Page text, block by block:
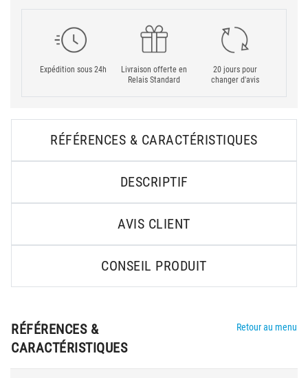
Expédition sous 24h
Livraison offerte en
Relais Standard
20 jours pour
changer d'avis
RÉFÉRENCES & CARACTÉRISTIQUES
DESCRIPTIF
AVIS CLIENT
CONSEIL PRODUIT
RÉFÉRENCES &
CARACTÉRISTIQUES
Retour au menu